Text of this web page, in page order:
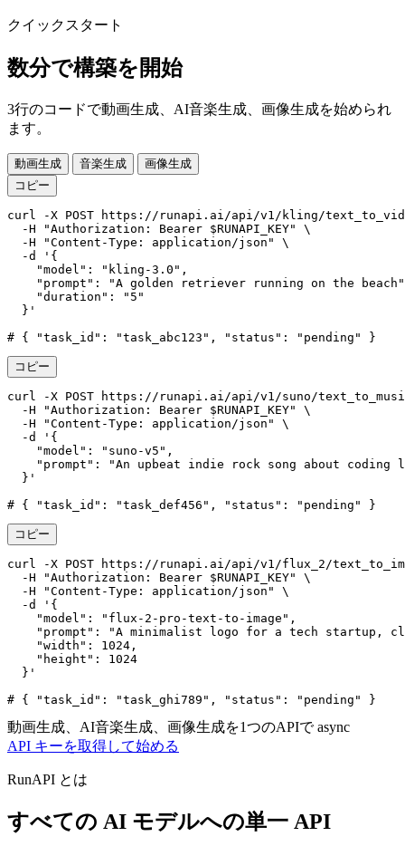
クイックスタート
数分で構築を開始
3行のコードで動画生成、AI音楽生成、画像生成を始められ
ます。
動画生成 音楽生成
画像生成
コピー
curl -X POST https://runapi.ai/api/v1/kling/
  -H "Authorization: Bearer $RUNAPI_KEY" \
  -H "Content-Type: application/json" \
  -d '{
    "model": "kling-3.0",
"prompt": "A golden retriever running on the
    "duration": "5"
  }'
# { "task_id": "task_abc123", "status": "pending" }
コピー
curl -X POST https://runapi.ai/api/v1/suno/
  -H "Authorization: Bearer $RUNAPI_KEY" \
  -H "Content-Type: application/json" \
  -d '{
    "model": "suno-v5",
"prompt": "An upbeat indie rock song about coding
  }'
# { "task_id": "task_def456", "status": "pending" }
コピー
curl -X POST https://runapi.ai/api/v1/flux_2/
  -H "Authorization: Bearer $RUNAPI_KEY" \
  -H "Content-Type: application/json" \
  -d '{
    "model": "flux-2-pro-text-to-image",
"prompt": "A minimalist logo for a tech startup,
    "width": 1024,
    "height": 1024
  }'
# { "task_id": "task_ghi789", "status": "pending" }
動画生成、AI音楽生成、画像生成を1つのAPIで async
API キーを取得して始める
RunAPI とは
すべての AI モデルへの単一 API